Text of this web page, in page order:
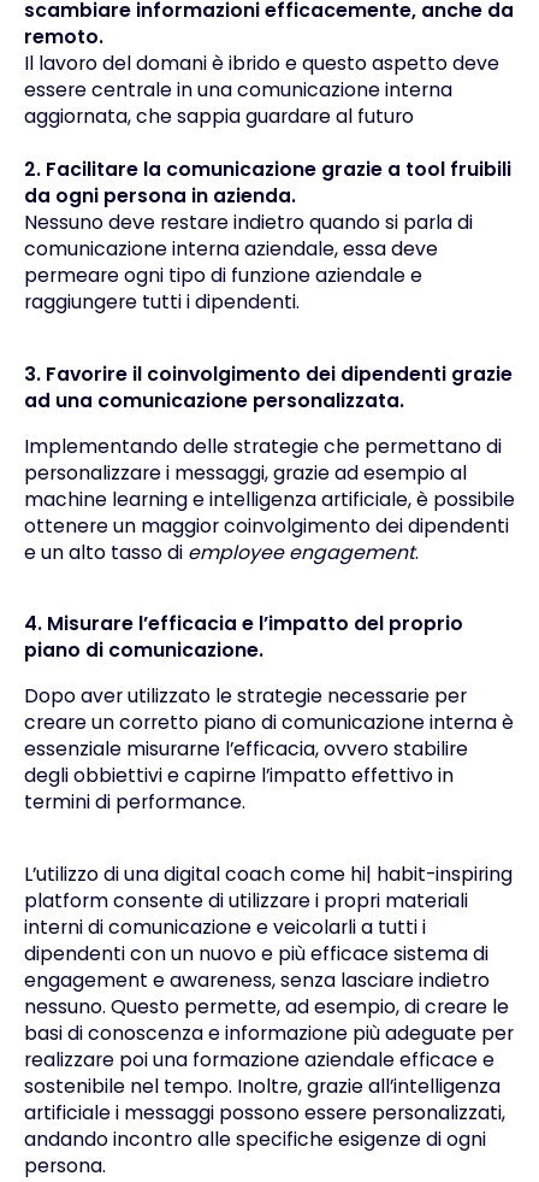
scambiare informazioni efficacemente, anche da
remoto.
Il lavoro del domani è ibrido e questo aspetto deve
essere centrale in una comunicazione interna
aggiornata, che sappia guardare al futuro
2. Facilitare la comunicazione grazie a tool fruibili
da ogni persona in azienda.
Nessuno deve restare indietro quando si parla di
comunicazione interna aziendale, essa deve
permeare ogni tipo di funzione aziendale e
raggiungere tutti i dipendenti.
3. Favorire il coinvolgimento dei dipendenti grazie
ad una comunicazione personalizzata.
Implementando delle strategie che permettano di
personalizzare i messaggi, grazie ad esempio al
machine learning e intelligenza artificiale, è possibile
ottenere un maggior coinvolgimento dei dipendenti
e un alto tasso di employee engagement.
4. Misurare l’efficacia e l’impatto del proprio
piano di comunicazione.
Dopo aver utilizzato le strategie necessarie per
creare un corretto piano di comunicazione interna è
essenziale misurarne l’efficacia, ovvero stabilire
degli obbiettivi e capirne l’impatto effettivo in
termini di performance.
L’utilizzo di una digital coach come hi| habit-inspiring
platformconsente di utilizzare i propri materiali
interni di comunicazione e veicolarli a tutti i
dipendenti con un nuovo e più efficace sistema di
engagement e awareness, senza lasciare indietro
nessuno. Questo permette, ad esempio, di creare le
basi di conoscenza e informazione più adeguate per
realizzare poi una formazione aziendale efficace e
sostenibile nel tempo. Inoltre, grazie all’intelligenza
artificiale i messaggi possono essere personalizzati,
andando incontro alle specifiche esigenze di ogni
persona.